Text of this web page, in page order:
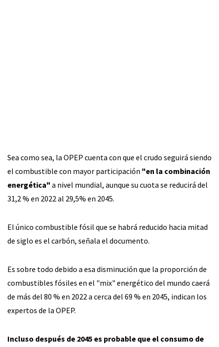
Sea como sea, la OPEP cuenta con que el crudo seguirá siendo
el combustible con mayor participación "en la combinación
energética" a nivel mundial, aunque su cuota se reducirá del
31,2 % en 2022 al 29,5% en 2045.
El único combustible fósil que se habrá reducido hacia mitad
de siglo es el carbón, señala el documento.
Es sobre todo debido a esa disminución que la proporción de
combustibles fósiles en el "mix" energético del mundo caerá
de más del 80 % en 2022 a cerca del 69 % en 2045, indican los
expertos de la OPEP.
Incluso después de 2045 es probable que el consumo de